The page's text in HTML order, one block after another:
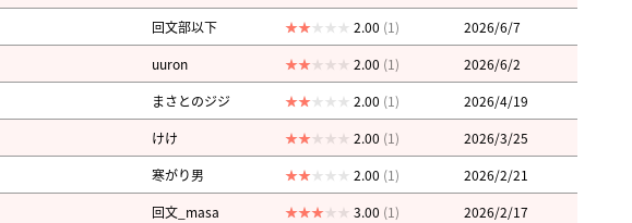
回文部以下 2.00 (1)
2026/6/7
uuron 2.00 (1)
2026/6/2
まさとのジジ 2.00 (1)
2026/4/19
けけ 2.00 (1)
2026/3/25
寒がり男 2.00 (1)
2026/2/21
回文_masa 3.00 (1)
2026/2/17